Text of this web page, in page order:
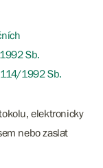
Sb.
1992 Sb.
elektronicky
nebo zaslat